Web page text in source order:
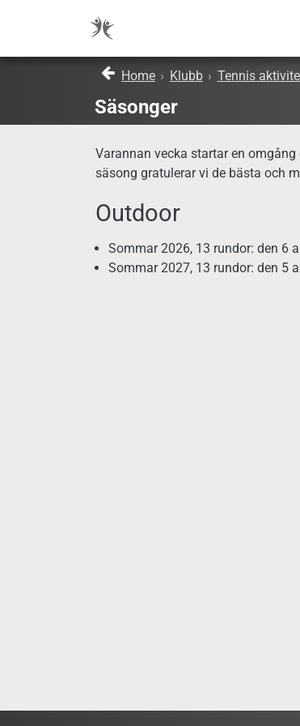
Home › Klubb › Tennis
Säsonger
Varannan vecka startar en
säsong gratulerar vi de bästa och
Outdoor
Sommar 2026, 13 rundor: den 6
Sommar 2027, 13 rundor: den 5